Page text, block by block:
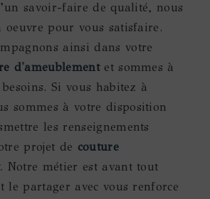
savoir-faire de qualité, nous
oeuvre pour vous satisfaire.
ainsi dans votre
d'ameublementet sommes à
besoins. Si vous habitez à
sommes à votre disposition
les renseignements
projet de couture
. Notre métier est avant tout
le partager avec vous renforce